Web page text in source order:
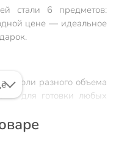
стали 6 предметов:
цене — идеальное
разного объема
— для готовки любых
сталь,